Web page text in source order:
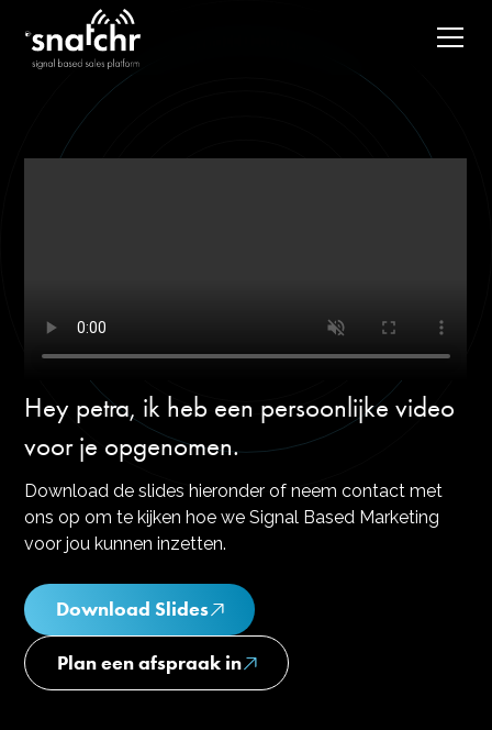
Hey petra, ik heb een persoonlijke video
voor je opgenomen.
Download de slides hieronder of neem contact met
ons op om te kijken hoe we Signal Based Marketing
voor jou kunnen inzetten.
Download Slides
Plan een afspraak in